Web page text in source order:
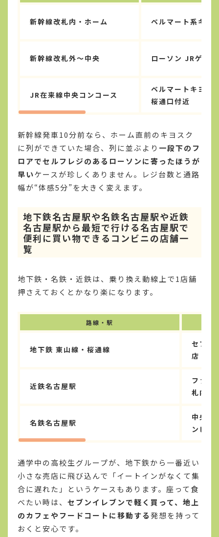
新幹線改札内・ホーム ベルマート系キヨ
新幹線改札外〜中央 ローソン JRゲー
JR在来線中央コンコース
ベルマートキヨス
桜通口付近
新幹線発車10分前なら、ホーム直前のキヨスク
に列ができていた場合、列に並ぶより 一段下のフ
ロアでセルフレジのあるローソンに寄ったほうが
早いケースが珍しくありません。レジ台数と通路
幅が“体感5分”を大きく変えます。
地下鉄名古屋駅や名鉄名古屋駅や近鉄
名古屋駅から最短で行ける名古屋駅で
便利に買い物できるコンビニの店舗一
覧
地下鉄・名鉄・近鉄は、乗り換え動線上で1店舗
押さえておくとかなり楽になります。
路線・駅
地下鉄 東山線・桜通線
セブン
店
近鉄名古屋駅
ファミ
札内
名鉄名古屋駅
中央コ
ンビニ
通学中の高校生グループが、地下鉄から一番近い
小さな売店に飛び込んで「イートインがなくて集
合に遅れた」というケースもあります。座って食
べたい時は、 セブンイレブンで軽く買って、地上
のカフェやフードコートに移動する発想を持って
おくと安心です。